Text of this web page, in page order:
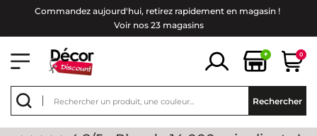
Commandez aujourd'hui, retirez rapidement en magasin !
Voir nos 23 magasins
+ 0
Rechercher